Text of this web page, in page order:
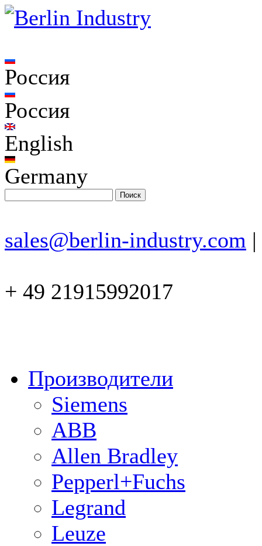
Россия
Россия
English
Germany
sales@berlin-industry.com |
+ 49 21915992017
Производители
Siemens
ABB
Allen Bradley
Pepperl+Fuchs
Legrand
Leuze